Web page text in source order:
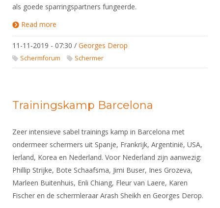
Promotie en logo
Geschiedenis van het schermen
als goede sparringspartners fungeerde.
Read more
11-11-2019 - 07:30 / Georges Derop
Schermforum Schermer
Trainingskamp Barcelona
Zeer intensieve sabel trainings kamp in Barcelona met
ondermeer schermers uit Spanje, Frankrijk, Argentinië, USA,
Ierland, Korea en Nederland. Voor Nederland zijn aanwezig:
Phillip Strijke, Bote Schaafsma, Jimi Buser, Ines Grozeva,
Marleen Buitenhuis, Enli Chiang, Fleur van Laere, Karen
Fischer en de schermleraar Arash Sheikh en Georges Derop.